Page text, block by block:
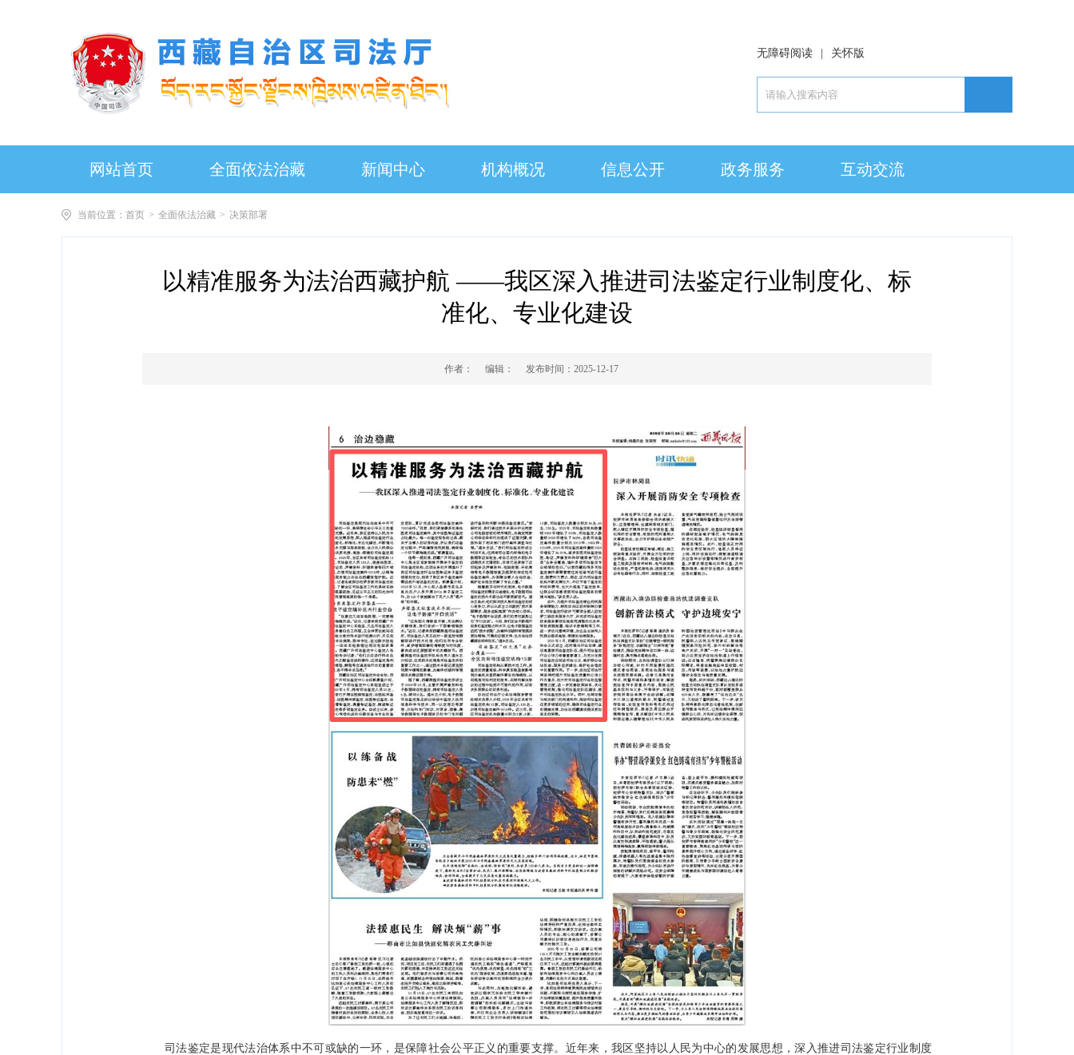
无障碍阅读 关怀版
网站首页 全面依法治藏 新闻中心 机构概况 信息公开 政务服务 互动交流
当前位置： 首页 > 全面依法治藏 > 决策部署
以精准服务为法治西藏护航 ——我区深入推进司法鉴定行业制度化、标
准化、专业化建设
作者： 编辑： 发布时间： 2025-12-17
司法鉴定是现代法治体系中不可或缺的一环，是保障社会公平正义的重要支撑。近年来，我区坚持以人民为中心的发展思想，深入推进司法鉴定行业制度